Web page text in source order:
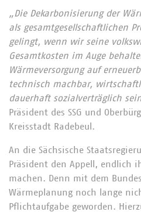
„Die Dekarbonisierung der
als gesamtgesellschaftlichen
gelingt, wenn wir seine
Gesamtkosten im Auge
Wärmeversorgung auf
technisch machbar,
dauerhaft sozialverträglich
Präsident des SSG und
Kreisstadt Radebeul.
An die Sächsische
Präsident den Appell, endlich
machen. Denn mit dem
Wärmeplanung noch lange
Pflichtaufgabe geworden.